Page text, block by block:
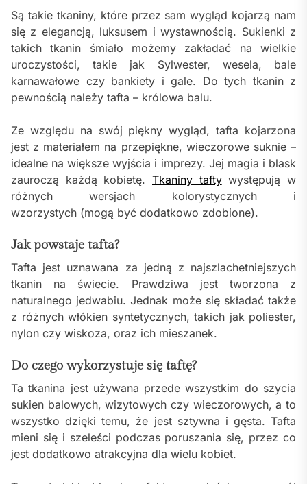
Są takie tkaniny, które przez sam wygląd kojarzą nam
się z elegancją, luksusem i wystawnością. Sukienki z
takich tkanin śmiało możemy zakładać na wielkie
uroczystości, takie jak Sylwester, wesela, bale
karnawałowe czy bankiety i gale. Do tych tkanin z
pewnością należy tafta – królowa balu.
Ze względu na swój piękny wygląd, tafta kojarzona
jest z materiałem na przepiękne, wieczorowe suknie –
idealne na większe wyjścia i imprezy. Jej magia i blask
zauroczą każdą kobietę. Tkaniny taftywystępują w
różnych wersjach kolorystycznych i
wzorzystych (mogą być dodatkowo zdobione).
Jak powstaje tafta?
Tafta jest uznawana za jedną z najszlachetniejszych
tkanin na świecie. Prawdziwa jest tworzona z
naturalnego jedwabiu. Jednak może się składać także
z różnych włókien syntetycznych, takich jak poliester,
nylon czy wiskoza, oraz ich mieszanek.
Do czego wykorzystuje się taftę?
Ta tkanina jest używana przede wszystkim do szycia
sukien balowych, wizytowych czy wieczorowych, a to
wszystko dzięki temu, że jest sztywna i gęsta. Tafta
mieni się i szeleści podczas poruszania się, przez co
jest dodatkowo atrakcyjna dla wielu kobiet.